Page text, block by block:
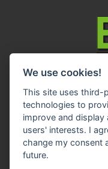
Impressum
BBM
We use cookies!
This site uses third-
technologies to
improve and
users' interests. I
change my consent
future.